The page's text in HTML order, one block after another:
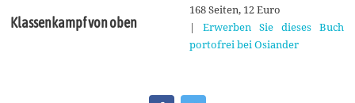
Klassenkampf von oben
168 Seiten, 12 Euro
| Erwerben Sie dieses Buch
portofrei bei Osiander